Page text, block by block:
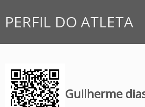
PERFIL DO ATLETA
Guilherme